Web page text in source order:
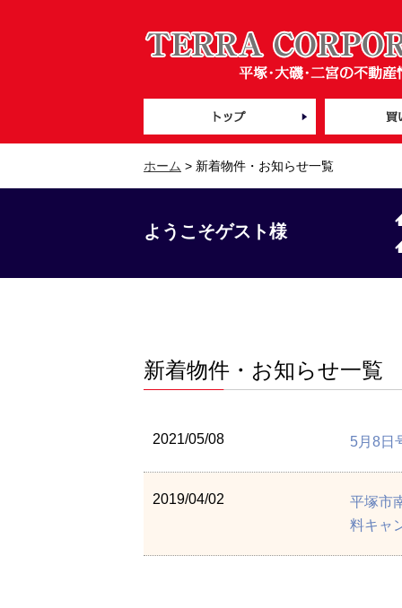
ホーム > 新着物件・お知らせ一覧
ようこそゲスト様
新着物件・お知らせ一覧
2021/05/08 5月8日
2019/04/02
平塚市
料キャ